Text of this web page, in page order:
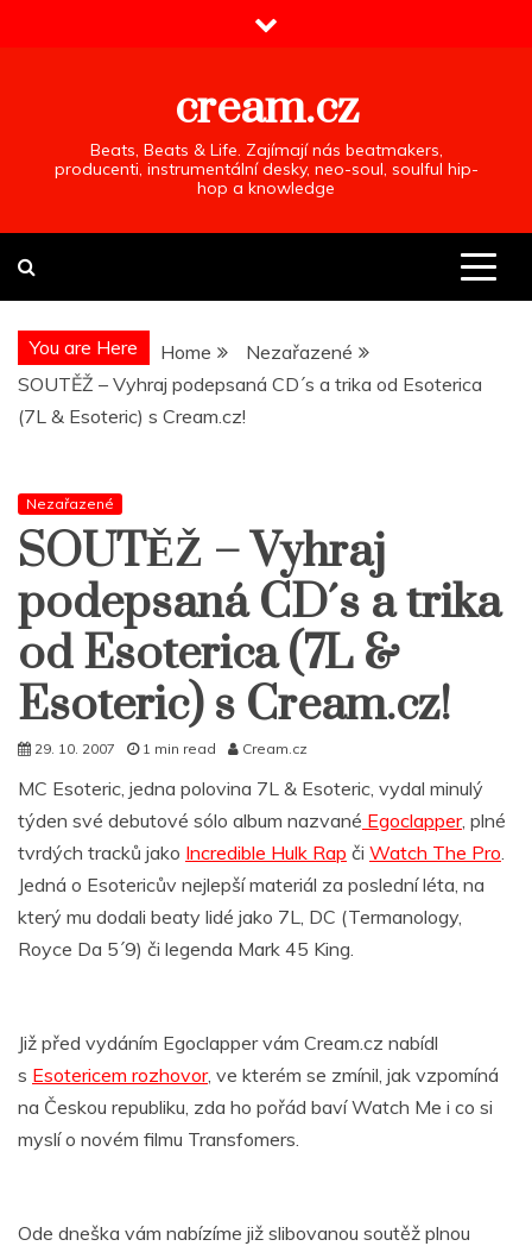
cream.cz
Beats, Beats & Life. Zajímají nás beatmakers,
producenti, instrumentální desky, neo-soul, soulful hip-
hop a knowledge
You are Here Home
Nezařazené
SOUTĚŽ – Vyhraj podepsaná CD´s a trika od Esoterica
(7L & Esoteric) s Cream.cz!
Nezařazené
SOUTĚŽ – Vyhraj
podepsaná CD´s a trika
od Esoterica (7L &
Esoteric) s Cream.cz!
29. 10. 2007 1 min read Cream.cz
MC Esoteric, jedna polovina 7L & Esoteric, vydal minulý
týden své debutové sólo album nazvané Egoclapper, plné
tvrdých tracků jako Incredible Hulk Rap či Watch The Pro.
Jedná o Esotericův nejlepší materiál za poslední léta, na
který mu dodali beaty lidé jako 7L, DC (Termanology,
Royce Da 5´9) či legenda Mark 45 King.
Již před vydáním Egoclapper vám Cream.cz nabídl
s Esotericem rozhovor, ve kterém se zmínil, jak vzpomíná
na Českou republiku, zda ho pořád baví Watch Me i co si
myslí o novém filmu Transfomers.
Ode dneška vám nabízíme již slibovanou soutěž plnou